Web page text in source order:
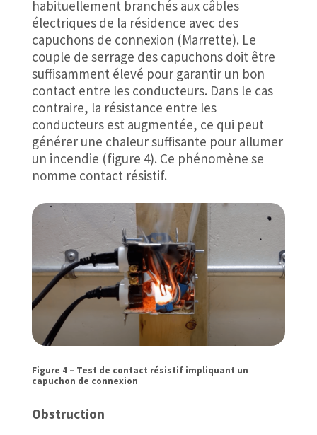
habituellement branchés aux câbles
électriques de la résidence avec des
capuchons de connexion (Marrette). Le
couple de serrage des capuchons doit être
suffisamment élevé pour garantir un bon
contact entre les conducteurs. Dans le cas
contraire, la résistance entre les
conducteurs est augmentée, ce qui peut
générer une chaleur suffisante pour allumer
un incendie (figure 4). Ce phénomène se
nomme contact résistif.
Figure 4 – Test de contact résistif impliquant un
capuchon de connexion
Obstruction